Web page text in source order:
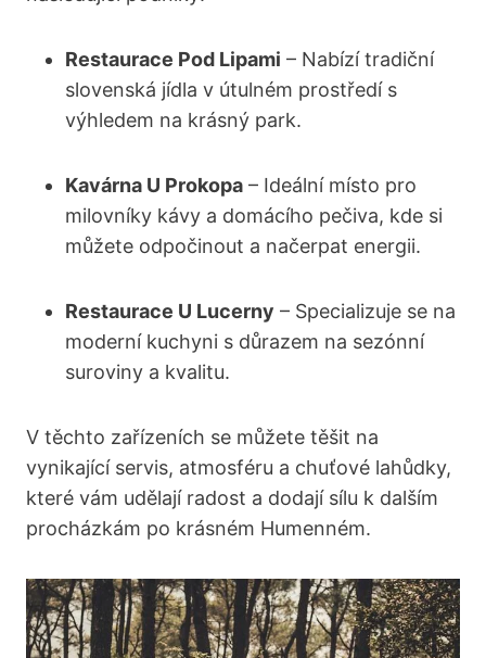
Restaurace Pod Lipami – Nabízí tradiční
slovenská jídla v útulném prostředí s⁣
výhledem na⁢ krásný park.
Kavárna U Prokopa – Ideální místo pro
⁣milovníky kávy a domácího pečiva, kde si
můžete odpočinout a načerpat⁣ energii.
Restaurace U Lucerny – Specializuje se na
moderní kuchyni s důrazem na sezónní
suroviny a kvalitu.
V těchto zařízeních se můžete těšit na
vynikající servis, atmosféru a chuťové lahůdky,
které​ vám udělají radost a dodají sílu k dalším
‍procházkám po krásném Humenném.